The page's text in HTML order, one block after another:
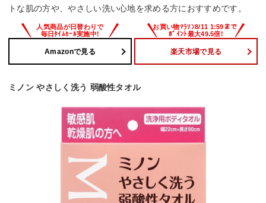
トな肌の方や、やさしい洗い心地を求める方におすすめです。
Amazonで見る 楽天市場で見る
ミノン やさしく洗う 弱酸性タオル